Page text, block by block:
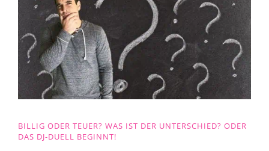
BILLIG ODER TEUER? WAS IST DER UNTERSCHIED? ODER
DAS DJ-DUELL BEGINNT!